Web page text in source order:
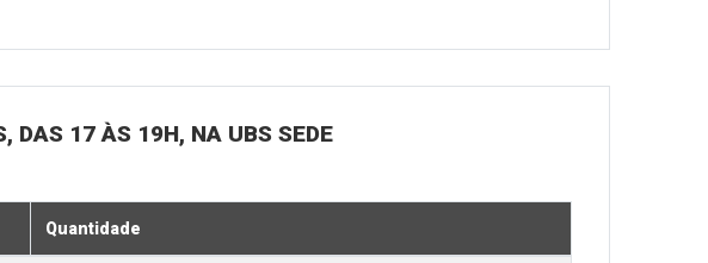
DAS 17 ÀS 19H, NA UBS SEDE
Quantidade